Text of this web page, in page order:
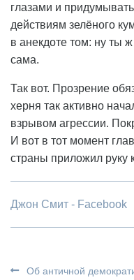
глазами и
действиям зелёного
в анекдоте том: ну ты
сама.
Так вот. Прозрение
херня так активно
взрывом агрессии.
И вот в тот момент
страны приложил руку
Джон Смит - Facebook
Об античной